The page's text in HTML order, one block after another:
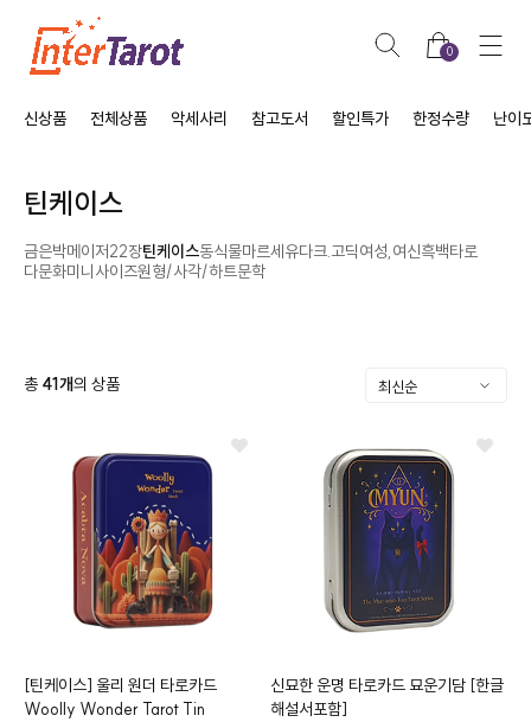
0
신상품 전체상품 악세사리 참고도서 할인특가 한정수량 난이
틴케이스
금은박메이저22장틴케이스동식물마르세유다크.고딕여성,여신흑백타로
다문화미니사이즈원형/사각/하트문학
총 41개의 상품
[틴케이스] 울리 원더 타로카드
Woolly Wonder Tarot Tin
신묘한 운명 타로카드 묘운기담 [한글
해설서포함]